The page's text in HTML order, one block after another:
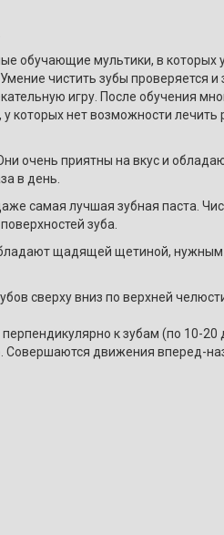
обучающие мультики, в которых
чистить зубы проверяется и
игру. После обучения
нет возможности лечить
очень приятны на вкус и
в день.
самая лучшая зубная паста.
зуба.
щадящей щетиной, нужным
сверху вниз по верхней
к зубам (по 10-
движения вперед-